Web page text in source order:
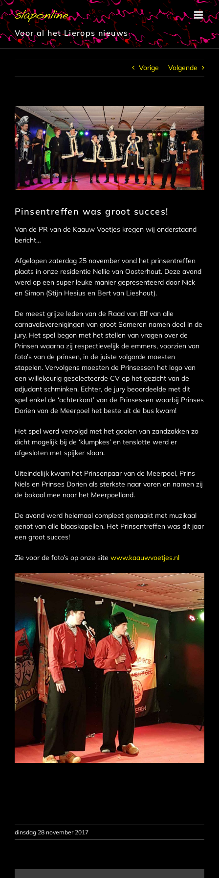
Ga
naar
inhoud
Voor al het Lierops nieuws
Vorige Volgende
Pinsentreffen was groot succes!
Van de PR van de Kaauw Voetjes kregen wij onderstaand
bericht…
Afgelopen zaterdag 25 november vond het prinsentreffen
plaats in onze residentie Nellie van Oosterhout. Deze avond
werd op een super leuke manier gepresenteerd door Nick
en Simon (Stijn Hesius en Bert van Lieshout).
De meest grijze leden van de Raad van Elf van alle
carnavalsverenigingen van groot Someren namen deel in de
jury. Het spel begon met het stellen van vragen over de
Prinsen waarna zij respectievelijk de emmers, voorzien van
foto’s van de prinsen, in de juiste volgorde moesten
stapelen. Vervolgens moesten de Prinsessen het logo van
een willekeurig geselecteerde CV op het gezicht van de
adjudant schminken. Echter, de jury beoordeelde met dit
spel enkel de ‘achterkant’ van de Prinsessen waarbij Prinses
Dorien van de Meerpoel het beste uit de bus kwam!
Het spel werd vervolgd met het gooien van zandzakken zo
dicht mogelijk bij de ‘klumpkes’ en tenslotte werd er
afgesloten met spijker slaan.
Uiteindelijk kwam het Prinsenpaar van de Meerpoel, Prins
Niels en Prinses Dorien als sterkste naar voren en namen zij
de bokaal mee naar het Meerpoelland.
De avond werd helemaal compleet gemaakt met muzikaal
genot van alle blaaskapellen. Het Prinsentreffen was dit jaar
een groot succes!
Zie voor de foto’s op onze site www.kaauwvoetjes.nl
dinsdag 28 november 2017